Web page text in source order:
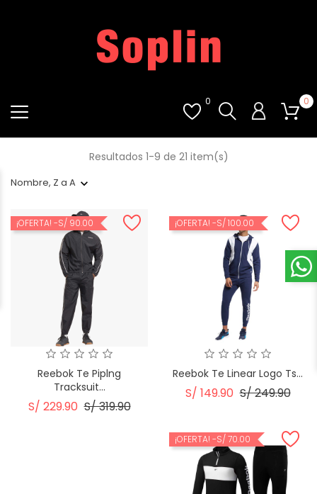
0
0
Nombre, Z a A
Resultados 1-9 de 21 item(s)
¡OFERTA! -S/ 90.00
Reebok Te Piplng
Tracksuit...
S/ 229.90 Precio
S/ 319.90Precio
¡OFERTA! -S/ 100.00
Reebok Te Linear Logo Ts...
S/ 149.90 Precio
S/ 249.90
¡OFERTA! -S/ 70.00